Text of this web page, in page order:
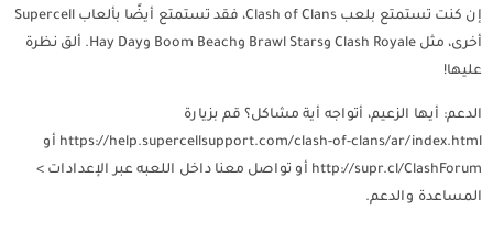
إن كنت تستمتع بلعب Clash of Clans، فقد تستمتع أيضًا بألعاب Supercell
أخرى، مثل Clash Royale وBrawl Stars وBoom Beach وHay Day. ألق نظرة
عليها!
الدعم: أيها الزعيم، أتواجه أية مشاكل؟ قم بزيارة
https://help.supercellsupport.com/clash-of-clans/ar/index.html أو
http://supr.cl/ClashForum أو تواصل معنا داخل اللعبه عبر الإعدادات >
المساعدة والدعم.